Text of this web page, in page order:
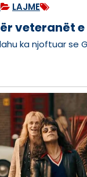
LAJME
veteranët
ka njoftuar se